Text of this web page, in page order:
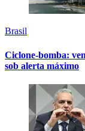
Brasil
Ciclone-bomba:
sob alerta máximo